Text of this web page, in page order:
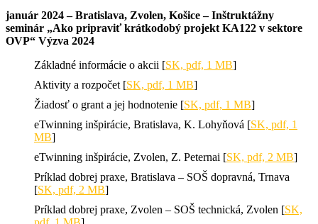
január 2024 – Bratislava, Zvolen, Košice – Inštruktážny
seminár „Ako pripraviť krátkodobý projekt KA122 v sektore
OVP“ Výzva 2024
Základné informácie o akcii [SK, pdf, 1 MB]
Aktivity a rozpočet [SK, pdf, 1 MB]
Žiadosť o grant a jej hodnotenie [SK, pdf, 1 MB]
eTwinning inšpirácie, Bratislava, K. Lohyňová [SK, pdf, 1
MB]
eTwinning inšpirácie, Zvolen, Z. Peternai [SK, pdf, 2 MB]
Príklad dobrej praxe, Bratislava – SOŠ dopravná, Trnava
[SK, pdf, 2 MB]
Príklad dobrej praxe, Zvolen – SOŠ technická, Zvolen [SK,